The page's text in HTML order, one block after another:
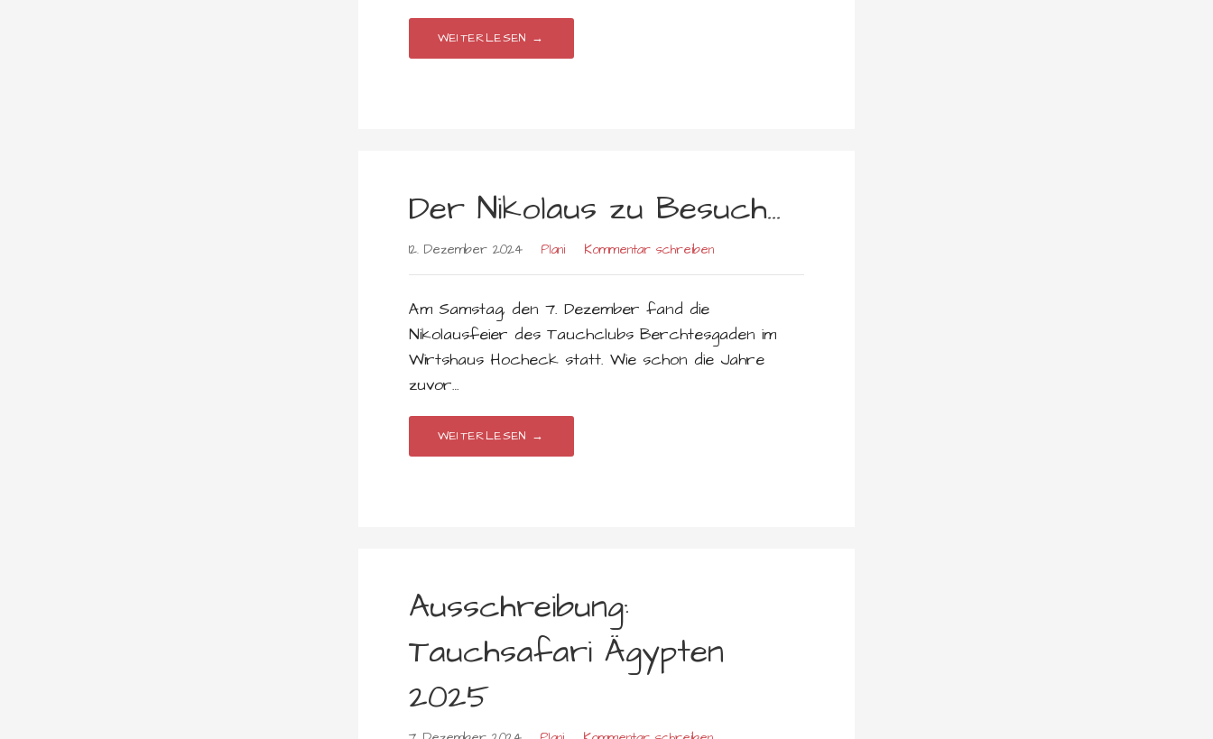
WEITERLESEN →
Der Nikolaus zu Besuch…
12. Dezember 2024 Plani Kommentar schreiben
Am Samstag, den 7. Dezember fand die
Nikolausfeier des Tauchclubs Berchtesgaden im
Wirtshaus Hocheck statt. Wie schon die Jahre
zuvor…
WEITERLESEN →
Ausschreibung:
Tauchsafari Ägypten
2025